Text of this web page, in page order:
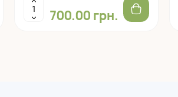
700.00 грн.